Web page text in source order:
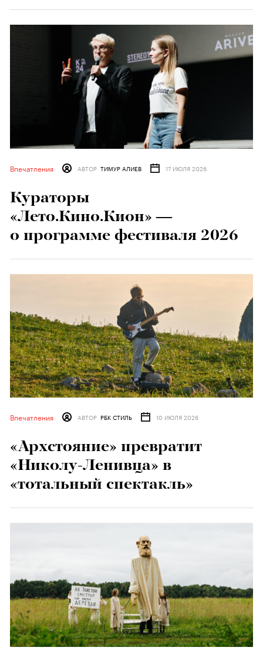
Впечатления АВТОР ТИМУР АЛИЕВ 17 ИЮЛЯ 2026
Кураторы
«Лето.Кино.Кион» —
о программе фестиваля 2026
Впечатления АВТОР РБК СТИЛЬ 10 ИЮЛЯ 2026
«Архстояние» превратит
«Николу-Ленивца» в
«тотальный спектакль»